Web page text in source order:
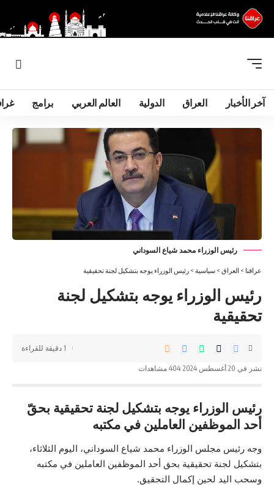
آخر الأخبار العراق الدولية العالم العربي برامج
رئیس الوزراء محمد شیاع السوداني
عراقنا > العراق > سياسية > رئيس الوزراء يوجه بتشكيل لجنة تحقيقية
رئيس الوزراء يوجه بتشكيل لجنة
تحقيقية
نشر في 20 أغسطس 2024 404 مشاهدات
1 دقيقة للقراءة
رئيس الوزراء يوجه بتشكيل لجنة تحقيقية بحقّ
أحد الموظفين العاملين في مكتبه
وجه رئيس مجلس الوزراء محمد شياع السوداني، اليوم الثلاثاء،
بتشكيل لجنة تحقيقية بحق أحد الموظفين العاملين في مكتبه
وسحب اليد لحين إكمال التحقيق.